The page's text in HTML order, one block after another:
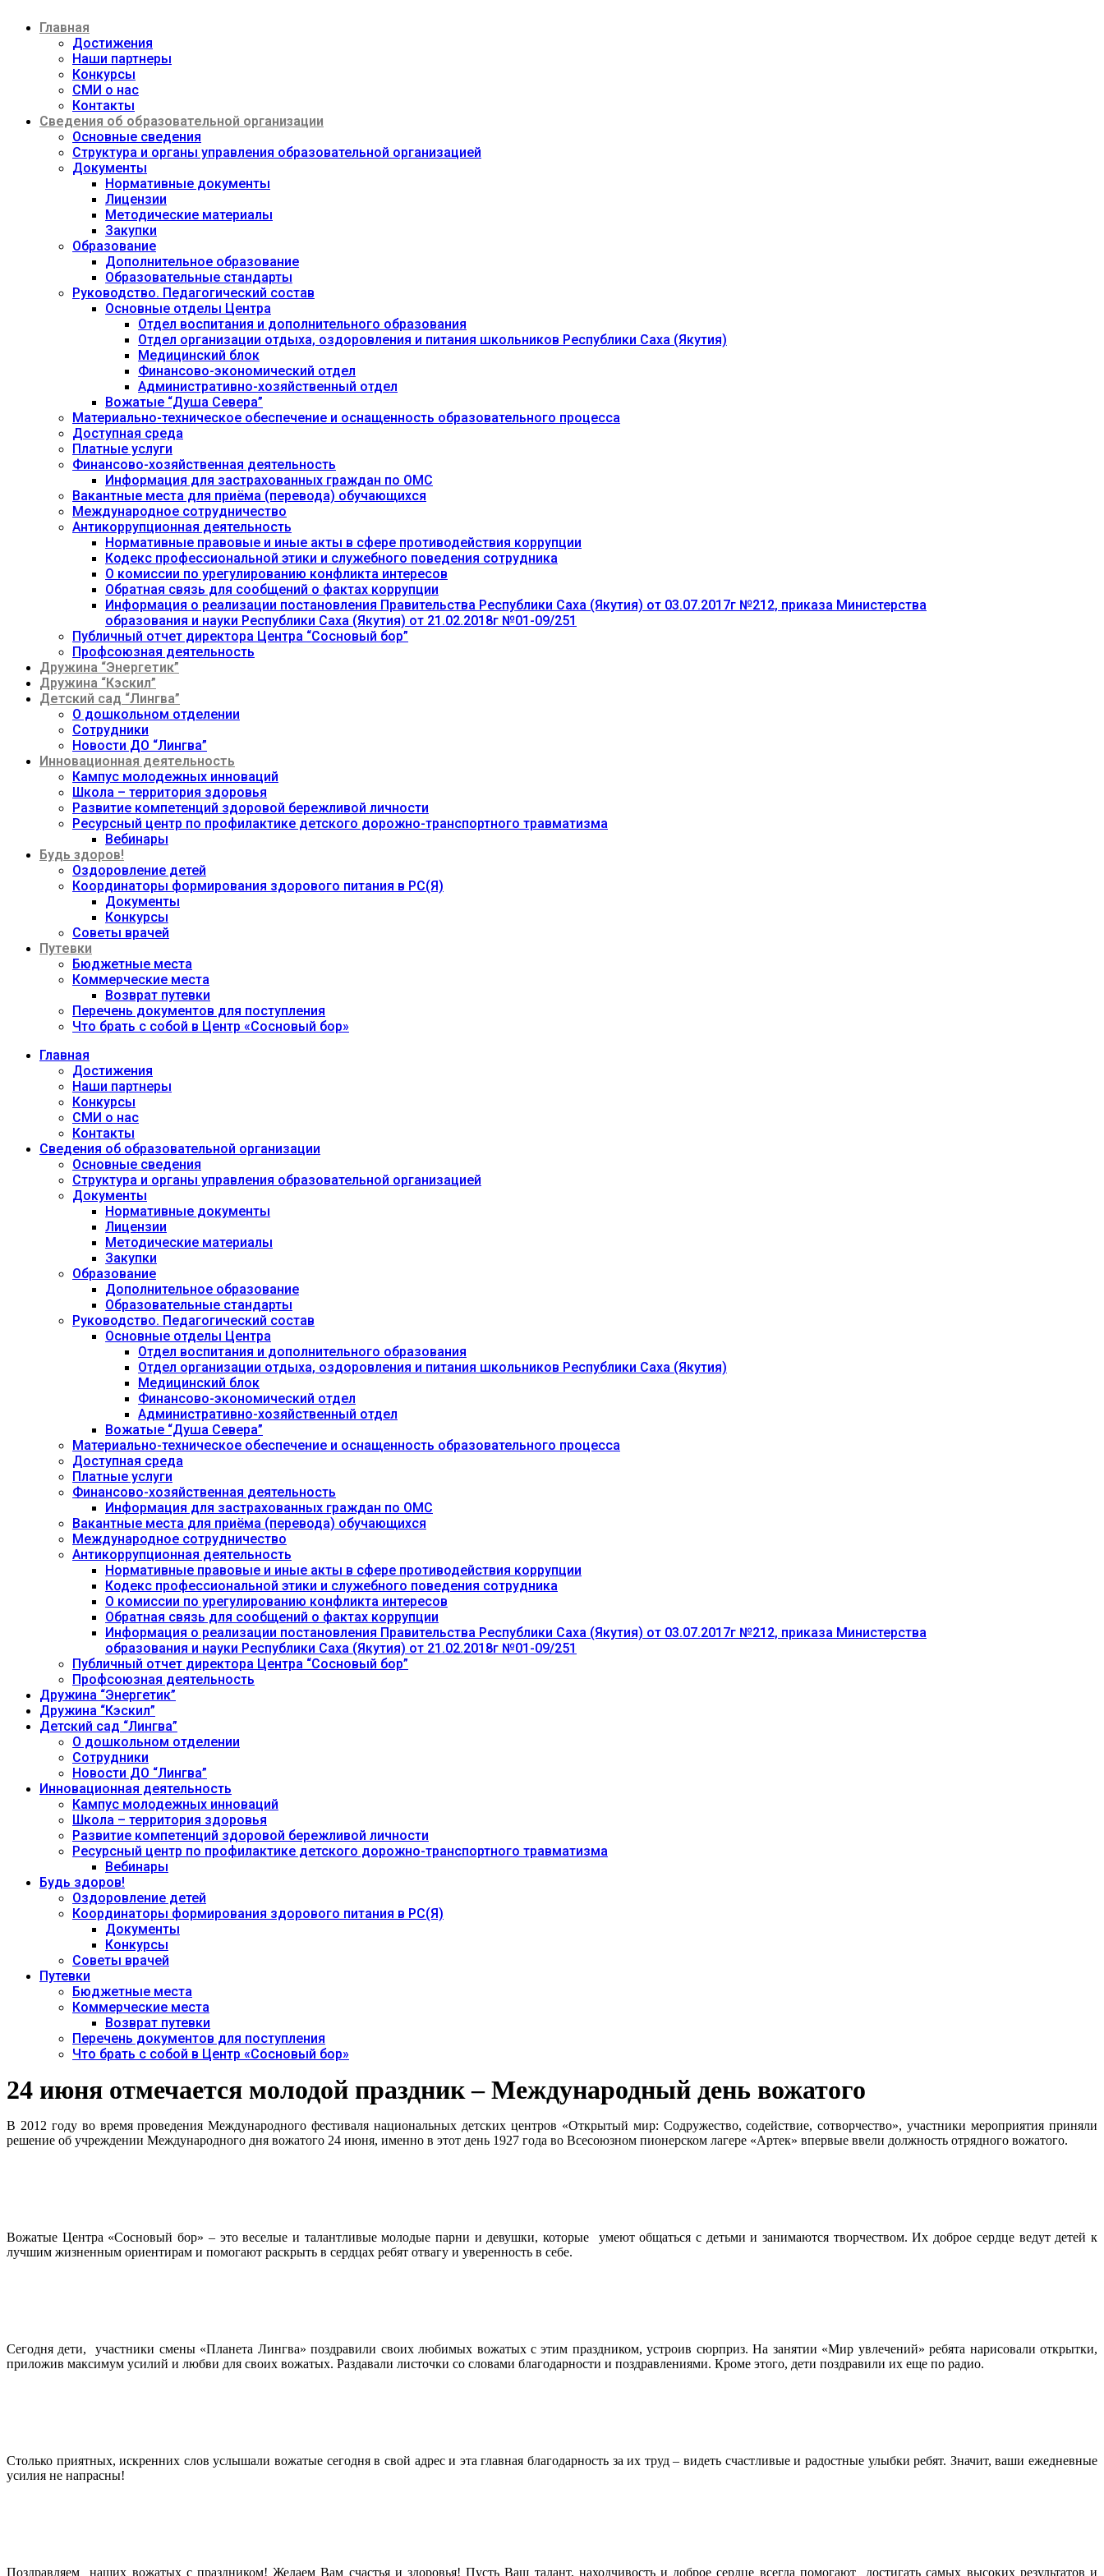
содержимому
Главная
Достижения
Наши партнеры
Конкурсы
СМИ о нас
Контакты
Сведения об образовательной организации
Основные сведения
Структура и органы управления образовательной организацией
Документы
Нормативные документы
Лицензии
Методические материалы
Закупки
Образование
Дополнительное образование
Образовательные стандарты
Руководство. Педагогический состав
Основные отделы Центра
Отдел воспитания и дополнительного образования
Отдел организации отдыха, оздоровления и питания школьников Республики Саха (Якутия)
Медицинский блок
Финансово-экономический отдел
Административно-хозяйственный отдел
Вожатые “Душа Севера”
Материально-техническое обеспечение и оснащенность образовательного процесса
Доступная среда
Платные услуги
Финансово-хозяйственная деятельность
Информация для застрахованных граждан по ОМС
Вакантные места для приёма (перевода) обучающихся
Международное сотрудничество
Антикоррупционная деятельность
Нормативные правовые и иные акты в сфере противодействия коррупции
Кодекс профессиональной этики и служебного поведения сотрудника
О комиссии по урегулированию конфликта интересов
Обратная связь для сообщений о фактах коррупции
Информация о реализации постановления Правительства Республики Саха (Якутия) от 03.07.2017г №212, приказа Министерства
образования и науки Республики Саха (Якутия) от 21.02.2018г №01-09/251
Публичный отчет директора Центра “Сосновый бор”
Профсоюзная деятельность
Дружина “Энергетик”
Дружина “Кэскил”
Детский сад “Лингва”
О дошкольном отделении
Сотрудники
Новости ДО “Лингва”
Инновационная деятельность
Кампус молодежных инноваций
Школа – территория здоровья
Развитие компетенций здоровой бережливой личности
Ресурсный центр по профилактике детского дорожно-транспортного травматизма
Вебинары
Будь здоров!
Оздоровление детей
Координаторы формирования здорового питания в РС(Я)
Документы
Конкурсы
Советы врачей
Путевки
Бюджетные места
Коммерческие места
Возврат путевки
Перечень документов для поступления
Что брать с собой в Центр «Сосновый бор»
Главная
Достижения
Наши партнеры
Конкурсы
СМИ о нас
Контакты
Сведения об образовательной организации
Основные сведения
Структура и органы управления образовательной организацией
Документы
Нормативные документы
Лицензии
Методические материалы
Закупки
Образование
Дополнительное образование
Образовательные стандарты
Руководство. Педагогический состав
Основные отделы Центра
Отдел воспитания и дополнительного образования
Отдел организации отдыха, оздоровления и питания школьников Республики Саха (Якутия)
Медицинский блок
Финансово-экономический отдел
Административно-хозяйственный отдел
Вожатые “Душа Севера”
Материально-техническое обеспечение и оснащенность образовательного процесса
Доступная среда
Платные услуги
Финансово-хозяйственная деятельность
Информация для застрахованных граждан по ОМС
Вакантные места для приёма (перевода) обучающихся
Международное сотрудничество
Антикоррупционная деятельность
Нормативные правовые и иные акты в сфере противодействия коррупции
Кодекс профессиональной этики и служебного поведения сотрудника
О комиссии по урегулированию конфликта интересов
Обратная связь для сообщений о фактах коррупции
Информация о реализации постановления Правительства Республики Саха (Якутия) от 03.07.2017г №212, приказа Министерства
образования и науки Республики Саха (Якутия) от 21.02.2018г №01-09/251
Публичный отчет директора Центра “Сосновый бор”
Профсоюзная деятельность
Дружина “Энергетик”
Дружина “Кэскил”
Детский сад “Лингва”
О дошкольном отделении
Сотрудники
Новости ДО “Лингва”
Инновационная деятельность
Кампус молодежных инноваций
Школа – территория здоровья
Развитие компетенций здоровой бережливой личности
Ресурсный центр по профилактике детского дорожно-транспортного травматизма
Вебинары
Будь здоров!
Оздоровление детей
Координаторы формирования здорового питания в РС(Я)
Документы
Конкурсы
Советы врачей
Путевки
Бюджетные места
Коммерческие места
Возврат путевки
Перечень документов для поступления
Что брать с собой в Центр «Сосновый бор»
24 июня отмечается молодой праздник – Международный день вожатого
В 2012 году во время проведения Международного фестиваля национальных детских центров «Открытый мир: Содружество, содействие, сотворчество», участники мероприятия приняли
решение об учреждении Международного дня вожатого 24 июня, именно в этот день 1927 года во Всесоюзном пионерском лагере «Артек» впервые ввели должность отрядного вожатого.
Вожатые Центра «Сосновый бор» – это веселые и талантливые молодые парни и девушки, которые умеют общаться с детьми и занимаются творчеством. Их доброе сердце ведут детей к
лучшим жизненным ориентирам и помогают раскрыть в сердцах ребят отвагу и уверенность в себе.
Сегодня дети, участники смены «Планета Лингва» поздравили своих любимых вожатых с этим праздником, устроив сюрприз. На занятии «Мир увлечений» ребята нарисовали открытки,
приложив максимум усилий и любви для своих вожатых. Раздавали листочки со словами благодарности и поздравлениями. Кроме этого, дети поздравили их еще по радио.
Столько приятных, искренних слов услышали вожатые сегодня в свой адрес и эта главная благодарность за их труд – видеть счастливые и радостные улыбки ребят. Значит, ваши ежедневные
усилия не напрасны!
Поздравляем наших вожатых с праздником! Желаем Вам счастья и здоровья! Пусть Ваш талант, находчивость и доброе сердце всегда помогают достигать самых высоких результатов и